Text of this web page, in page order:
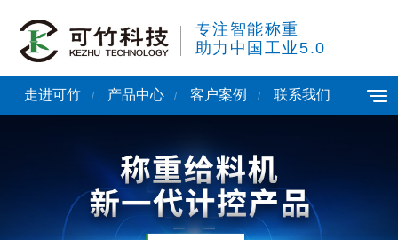
专注智能称重
助力中国工业5.0
走进可竹 / 产品中心 / 客户案例 / 联系我们